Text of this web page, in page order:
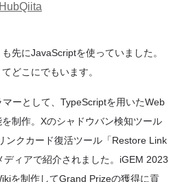
Qiita
先にJavaScriptを使っていました。
どこにでもいます。
ーとして、TypeScriptを用いたWeb
制作。Xのシャドウバン検知ツール
ンクカード復活ツール「Restore Link
ィアで紹介されました。iGEM 2023
を制作してGrand Prizeの獲得に貢